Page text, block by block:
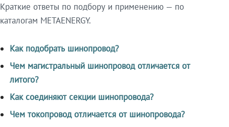
Краткие ответы по подбору и применению — по
каталогам METAENERGY.
Как подобрать шинопровод?
Чем магистральный шинопровод отличается от
литого?
Как соединяют секции шинопровода?
Чем токопровод отличается от шинопровода?